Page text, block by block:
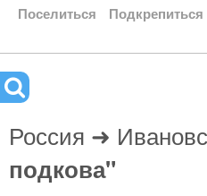
Поселиться Подкрепиться
Россия ➜
подкова"